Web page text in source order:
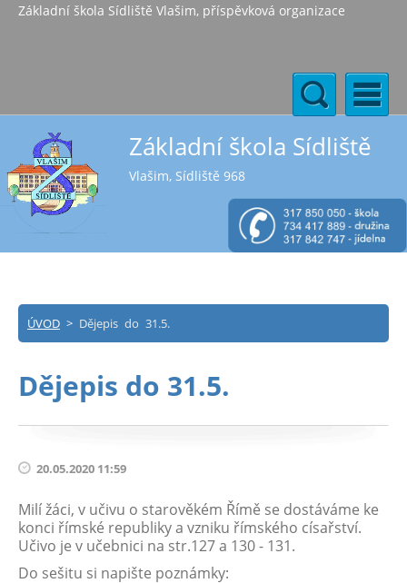
Základní škola Sídliště Vlašim, příspěvková organizace
Základní škola Sídliště
Vlašim, Sídliště 968
ÚVOD > Dějepis do 31.5.
Dějepis do 31.5.
20.05.2020 11:59
Milí žáci, v učivu o starověkém Římě se dostáváme ke
konci římské republiky a vzniku římského císařství.
Učivo je v učebnici na str.127 a 130 - 131.
Do sešitu si napište poznámky: